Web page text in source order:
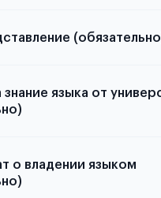
знание языка от
для данного
о владении языком